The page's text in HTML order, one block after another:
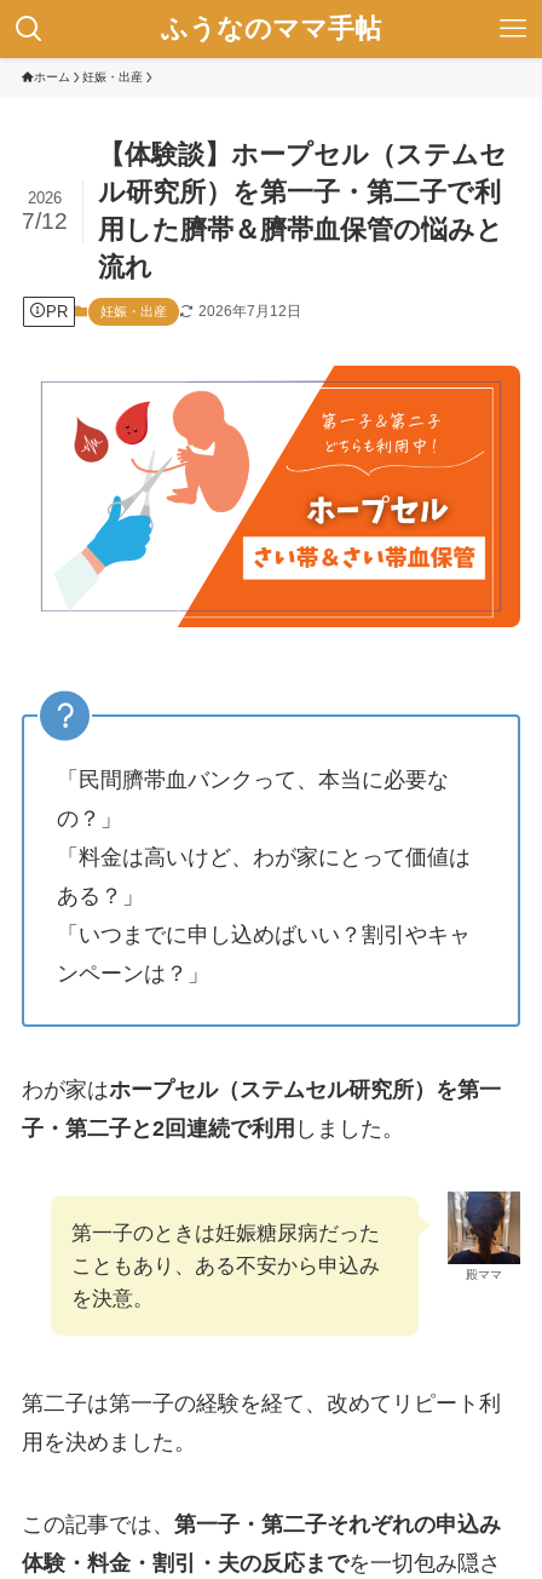
ふうなのママ手帖
ホーム 妊娠・出産
【体験談】ホープセル（ステムセ
ル研究所）を第一子・第二子で利
用した臍帯＆臍帯血保管の悩みと
流れ
2026
7/12
PR 妊娠・出産 2026年7月12日
「民間臍帯血バンクって、本当に必要な
の？」
「料金は高いけど、わが家にとって価値は
ある？」
「いつまでに申し込めばいい？割引やキャ
ンペーンは？」
わが家はホープセル（ステムセル研究所）を第一
子・第二子と2回連続で利用 しました。
殿ママ
第一子のときは妊娠糖尿病だった
こともあり、ある不安から申込み
を決意。
第二子は第一子の経験を経て、改めてリピート利
用を決めました。
この記事では、 第一子・第二子それぞれの申込み
体験・料金・割引・夫の反応までを一切包み隠さ